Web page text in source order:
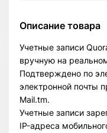
Описание товара
Учетные записи
вручную на
Подтверждено по
электронной почты
Mail.tm.
Учетные записи
IP-адреса